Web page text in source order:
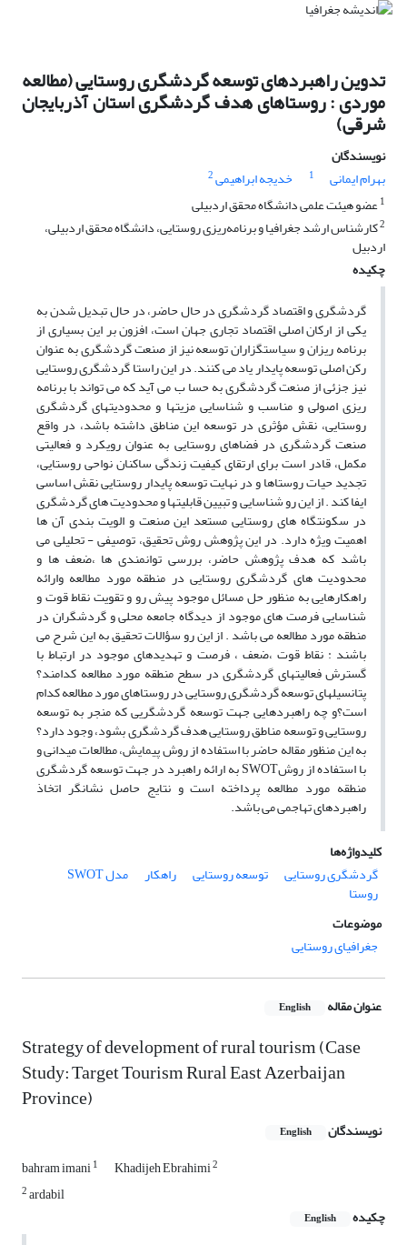
تدوین راهبردهای توسعه گردشگری روستایی (مطالعه
موردی : روستاهای هدف گردشگری استان آذربایجان
شرقی)
نویسندگان
بهرام ایمانی
1 خدیجه ابراهیمی2
1عضو هیئت علمی دانشگاه محقق اردبیلی
2کارشناس ارشد جغرافیا و برنامه‌ریزی روستایی، دانشگاه محقق اردبیلی،
اردبیل
چکیده
گردشگری و اقتصاد گردشگری در حال حاضر، در حال تبدیل شدن به
یکی از ارکان اصلی اقتصاد تجاری جهان است، افزون بر این بسیاری از
برنامه ریزان و سیاستگزاران توسعه نیز از صنعت گردشگری به عنوان
رکن اصلی توسعه پایدار یاد می کنند. در این راستا گردشگری روستایی
نیز جزئی از صنعت گردشگری به حسا ب می آید که می تواند با برنامه
ریزی اصولی و مناسب و شناسایی مزیتها و محدودیتهای گردشگری
روستایی، نقش مؤثری در توسعه این مناطق داشته باشد، در واقع
صنعت گردشگری در فضاهای روستایی به عنوان رویکرد و فعالیتی
مکمل، قادر است برای ارتقای کیفیت زندگی ساکنان نواحی روستایی،
تجدید حیات روستاها و در نهایت توسعه پایدار روستایی نقش اساسی
ایفا کند . از این رو شناسایی و تبیین قابلیتها و محدودیت های گردشگری
در سکونتگاه های روستایی مستعد این صنعت و الویت بندی آن ها
اهمیت ویژه دارد. در این پژوهش روش تحقیق، توصیفی - تحلیلی می
باشد که هدف پژوهش حاضر، بررسی توانمندی ها ،ضعف ها و
محدودیت های گردشگری روستایی در منطقه مورد مطالعه وارائه
راهکارهایی به منظور حل مسائل موجود پیش رو و تقویت نقاط قوت و
شناسایی فرصت های موجود از دیدگاه جامعه محلی و گردشگران در
منطقه مورد مطالعه می باشد . از این رو سؤالات تحقیق به این شرح می
باشند : نقاط قوت ،ضعف ، فرصت و تهدیدهای موجود در ارتباط با
گسترش فعالیتهای گردشگری در سطح منطقه مورد مطالعه کدامند؟
پتانسیلهای توسعه گردشگری روستایی در روستاهای مورد مطالعه کدام
است؟و چه راهبردهایی جهت توسعه گردشگریی که منجر به توسعه
روستایی و توسعه مناطق روستایی هدف گردشگری بشود، وجود دارد؟
به این منظور مقاله حاضر با استفاده از روش پیمایش، مطالعات میدانی و
با استفاده از روشSWOT به ارائه راهبرد در جهت توسعه گردشگری
منطقه مورد مطالعه پرداخته است و نتایج حاصل نشانگر اتخاذ
راهبردهای تهاجمی می باشد.
کلیدواژه‌ها
گردشگری روستایی
توسعه روستایی راهکار مدل SWOT
روستا
موضوعات
جغرافیای روستایی
عنوان مقاله English
Strategy of development of rural tourism (Case
Study: Target Tourism Rural East Azerbaijan
Province)
نویسندگان English
bahram imani1 Khadijeh Ebrahimi2
2ardabil
چکیده
English